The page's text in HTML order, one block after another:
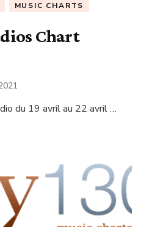
MUSIC CHARTS
Chart
du 19 avril au 22 avril …